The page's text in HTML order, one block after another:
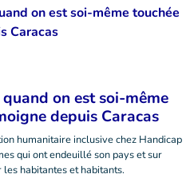
on est soi-même
depuis Caracas
humanitaire inclusive chez Handicap
qui ont endeuillé son pays et sur
habitantes et habitants.